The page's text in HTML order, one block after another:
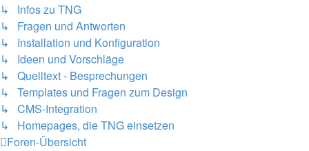
↳ Infos zu TNG
↳ Fragen und Antworten
↳ Installation und Konfiguration
↳ Ideen und Vorschläge
↳ Quelltext - Besprechungen
↳ Templates und Fragen zum Design
↳ CMS-Integration
↳ Homepages, die TNG einsetzen
Foren-Übersicht